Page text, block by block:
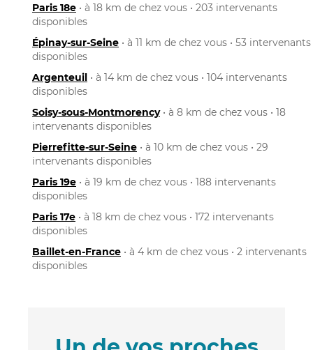
Paris 18e • à 18 km de chez vous • 203 intervenants
disponibles
Épinay-sur-Seine • à 11 km de chez vous • 53 intervenants
disponibles
Argenteuil • à 14 km de chez vous • 104 intervenants
disponibles
Soisy-sous-Montmorency• à 8 km de chez vous • 18
intervenants disponibles
Pierrefitte-sur-Seine • à 10 km de chez vous • 29
intervenants disponibles
Paris 19e • à 19 km de chez vous • 188 intervenants
disponibles
Paris 17e • à 18 km de chez vous • 172 intervenants
disponibles
Baillet-en-France • à 4 km de chez vous • 2 intervenants
disponibles